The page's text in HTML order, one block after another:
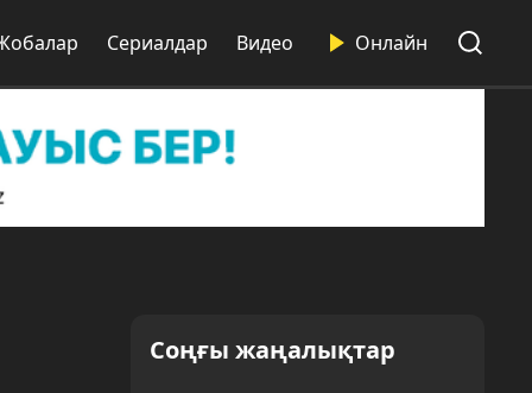
Сериалдар Видео Онлайн
Соңғы жаңалықтар